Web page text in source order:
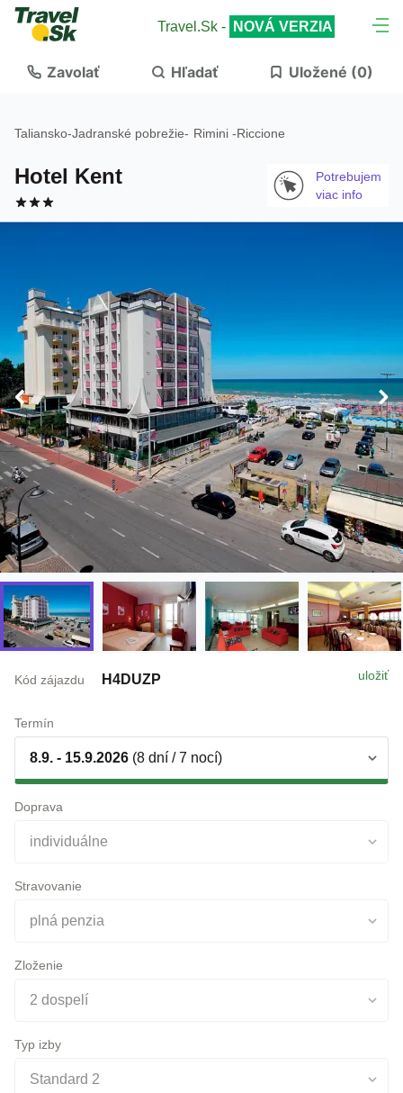
Travel.Sk - NOVÁ VERZIA
Zavolať Hľadať Uložené (0)
Taliansko-Jadranské pobrežie- Rimini -Riccione
Hotel Kent
Potrebujem
viac info
uložiť
Kód zájazdu H4DUZP
Termín
8.9. - 15.9.2026 (8 dní / 7 nocí)
Doprava
individuálne
Stravovanie
plná penzia
Zloženie
2 dospelí
Typ izby
Standard 2